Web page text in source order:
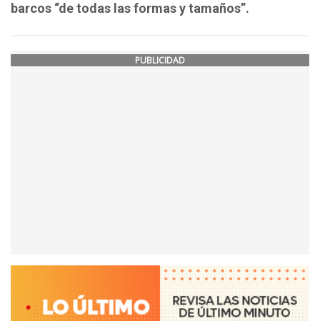
barcos “de todas las formas y tamaños”.
PUBLICIDAD